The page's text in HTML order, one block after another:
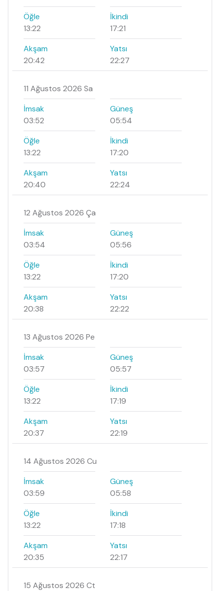
Öğle
13:22
İkindi
17:21
Akşam
20:42
Yatsı
22:27
11 Ağustos 2026 Sa
İmsak
03:52
Güneş
05:54
Öğle
13:22
İkindi
17:20
Akşam
20:40
Yatsı
22:24
12 Ağustos 2026 Ça
İmsak
03:54
Güneş
05:56
Öğle
13:22
İkindi
17:20
Akşam
20:38
Yatsı
22:22
13 Ağustos 2026 Pe
İmsak
03:57
Güneş
05:57
Öğle
13:22
İkindi
17:19
Akşam
20:37
Yatsı
22:19
14 Ağustos 2026 Cu
İmsak
03:59
Güneş
05:58
Öğle
13:22
İkindi
17:18
Akşam
20:35
Yatsı
22:17
15 Ağustos 2026 Ct